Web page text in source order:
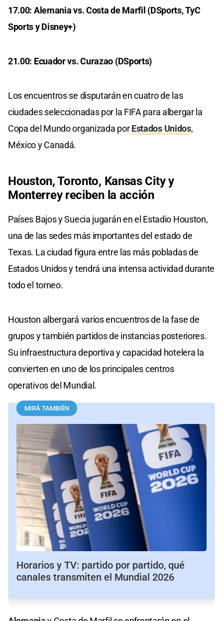
17.00: Alemania vs. Costa de Marfil (DSports, TyC
Sports y Disney+)
21.00: Ecuador vs. Curazao (DSports)
Los encuentros se disputarán en cuatro de las
ciudades seleccionadas por la FIFA para albergar la
Copa del Mundo organizada porEstados Unidos,
México y Canadá.
Houston, Toronto, Kansas City y
Monterrey reciben la acción
Países Bajos y Suecia jugarán en el Estadio Houston,
una de las sedes más importantes del estado de
Texas. La ciudad figura entre las más pobladas de
Estados Unidos y tendrá una intensa actividad durante
todo el torneo.
Houston albergará varios encuentros de la fase de
grupos y también partidos de instancias posteriores.
Su infraestructura deportiva y capacidad hotelera la
convierten en uno de los principales centros
operativos del Mundial.
MIRÁ TAMBIÉN
Horarios y TV: partido por partido, qué
canales transmiten el Mundial 2026